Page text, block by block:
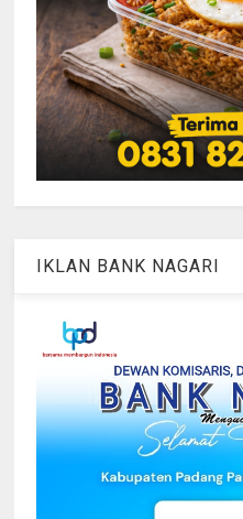
IKLAN BANK NAGARI